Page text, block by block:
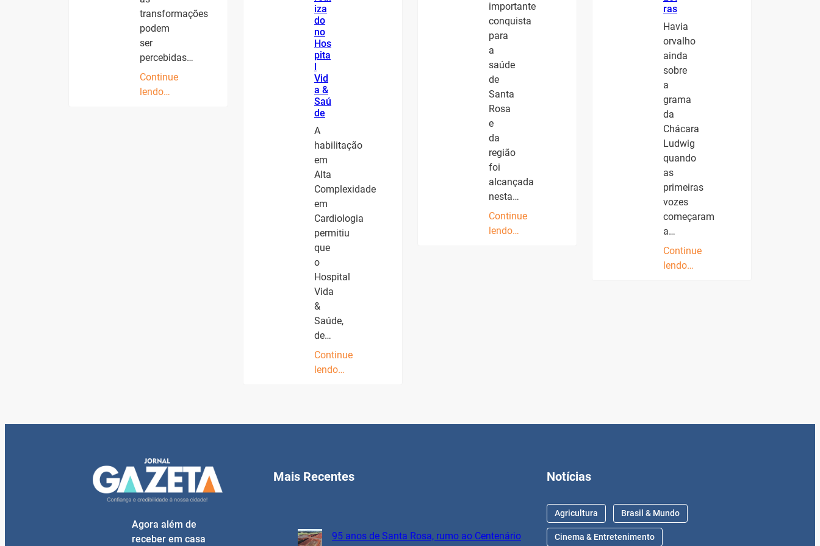
transformações
podem
ser
percebidas…
Continue
lendo…
iza
do
no
Hos
pita
Vid
a &
Saú
de
A
habilitação
em
Alta
Complexidade
em
Cardiologia
permitiu
que
o
Hospital
Vida
&
Saúde,
de…
Continue
lendo…
importante
conquista
para
a
saúde
de
Santa
Rosa
e
da
região
foi
alcançada
nesta…
Continue
lendo…
ras
Havia
orvalho
ainda
sobre
a
grama
da
Chácara
Ludwig
quando
as
primeiras
vozes
começaram
a…
Continue
lendo…
Agora além de
receber em casa
Mais Recentes
95 anos de Santa Rosa, rumo ao Centenário
Notícias
Agricultura Brasil & Mundo
Cinema & Entretenimento